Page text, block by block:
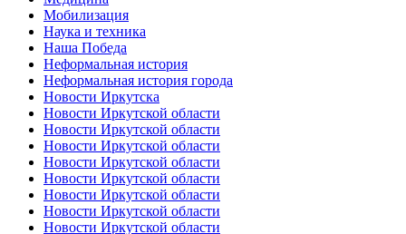
Мобилизация
Наука и техника
Наша Победа
Неформальная история
Неформальная история города
Новости Иркутска
Новости Иркутской области
Новости Иркутской области
Новости Иркутской области
Новости Иркутской области
Новости Иркутской области
Новости Иркутской области
Новости Иркутской области
Новости Иркутской области